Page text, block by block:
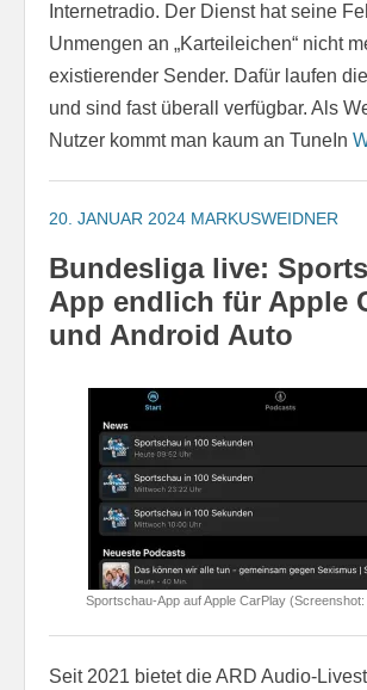
Internetradio. Der Dienst hat seine
Unmengen an „Karteileichen“ nicht
existierender Sender. Dafür laufen
und sind fast überall verfügbar. Als
Nutzer kommt man kaum an TuneIn
20. JANUAR 2024 MARKUSWEIDNER
Bundesliga live:
App endlich für Apple
und Android Auto
Sportschau-App auf Apple CarPlay (Screenshot:
Seit 2021 bietet die ARD Audio-